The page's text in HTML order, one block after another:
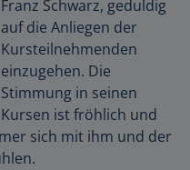
Franz Schwarz, geduldig
auf die Anliegen der
Kursteilnehmenden
einzugehen. Die
Stimmung in seinen
Kursen ist fröhlich und
sich mit ihm und der